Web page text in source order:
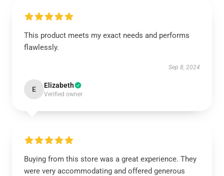
This product meets my exact needs and performs
flawlessly.
Sep 8, 2024
E Elizabeth
Verified owner
Buying from this store was a great experience. They
were very accommodating and offered generous